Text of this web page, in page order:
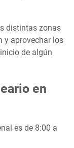
distintas zonas
y aprovechar los
de algún
en
es de 8:00 a